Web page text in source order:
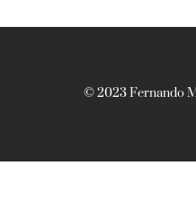
© 2023 Fernando